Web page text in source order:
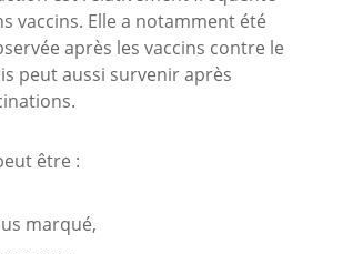
vaccins. Elle a notamment été
après les vaccins contre le
peut aussi survenir après
être :
marqué,